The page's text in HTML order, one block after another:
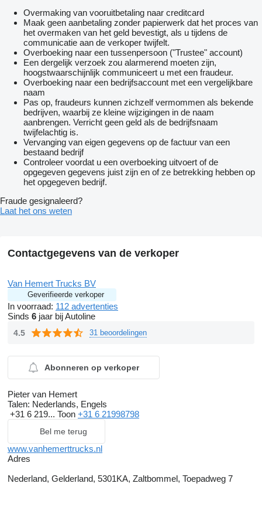
Overmaking van vooruitbetaling naar creditcard
Maak geen aanbetaling zonder papierwerk dat het proces van
het overmaken van het geld bevestigt, als u tijdens de
communicatie aan de verkoper twijfelt.
Overboeking naar een tussenpersoon ("Trustee" account)
Een dergelijk verzoek zou alarmerend moeten zijn,
hoogstwaarschijnlijk communiceert u met een fraudeur.
Overboeking naar een bedrijfsaccount met een vergelijkbare
naam
Pas op, fraudeurs kunnen zichzelf vermommen als bekende
bedrijven, waarbij ze kleine wijzigingen in de naam
aanbrengen. Verricht geen geld als de bedrijfsnaam
twijfelachtig is.
Vervanging van eigen gegevens op de factuur van een
bestaand bedrijf
Controleer voordat u een overboeking uitvoert of de
opgegeven gegevens juist zijn en of ze betrekking hebben op
het opgegeven bedrijf.
Fraude gesignaleerd?
Laat het ons weten
Contactgegevens van de verkoper
Van Hemert Trucks BV
Geverifieerde verkoper
In voorraad: 112 advertenties
Sinds 6 jaar bij Autoline
4.5 31 beoordelingen
Abonneren op verkoper
Pieter van Hemert
Talen: Nederlands, Engels
+31 6 219... Toon +31 6 21998798
Bel me terug
www.vanhemerttrucks.nl
Adres
Nederland, Gelderland, 5301KA, Zaltbommel, Toepadweg 7